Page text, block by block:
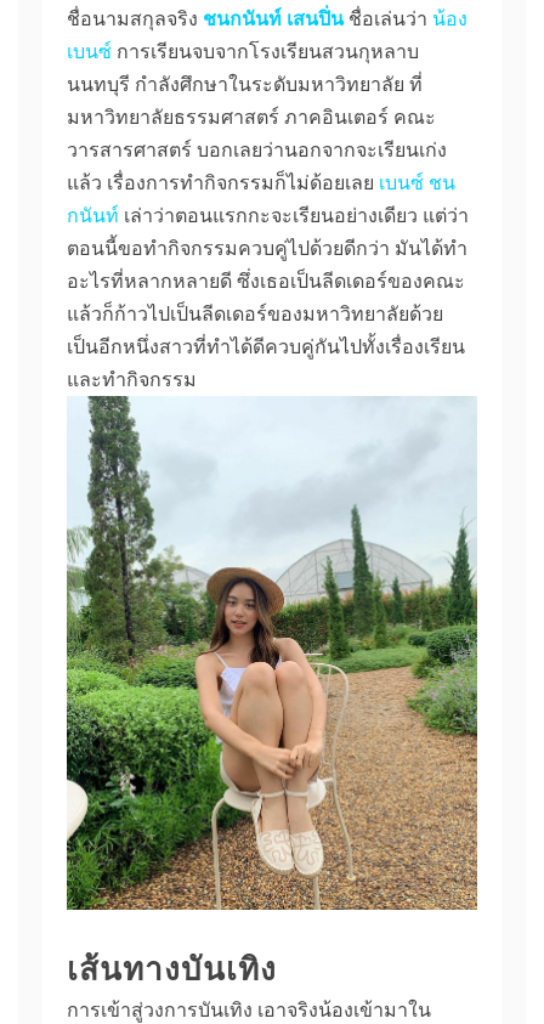
ชื่อนามสกุลจริง ชนกนันท์ เสนปิ่นชื่อเล่นว่า น้อง
เบนซ์ การเรียนจบจากโรงเรียนสวนกุหลาบ
นนทบุรี กำลังศึกษาในระดับมหาวิทยาลัย ที่
มหาวิทยาลัยธรรมศาสตร์ ภาคอินเตอร์ คณะ
วารสารศาสตร์ บอกเลยว่านอกจากจะเรียนเก่ง
แล้ว เรื่องการทำกิจกรรมก็ไม่ด้อยเลย เบนซ์ ชน
กนันท์ เล่าว่าตอนแรกกะจะเรียนอย่างเดียว แต่ว่า
ตอนนี้ขอทำกิจกรรมควบคู่ไปด้วยดีกว่า มันได้ทำ
อะไรที่หลากหลายดี ซึ่งเธอเป็นลีดเดอร์ของคณะ
แล้วก็ก้าวไปเป็นลีดเดอร์ของมหาวิทยาลัยด้วย
เป็นอีกหนึ่งสาวที่ทำได้ดีควบคู่กันไปทั้งเรื่องเรียน
และทำกิจกรรม
เส้นทางบันเทิง
การเข้าสู่วงการบันเทิง เอาจริงน้องเข้ามาใน